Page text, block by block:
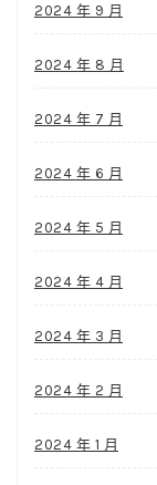
2024 年 9 月
2024 年 8 月
2024 年 7 月
2024 年 6 月
2024 年 5 月
2024 年 4 月
2024 年 3 月
2024 年 2 月
2024 年 1 月